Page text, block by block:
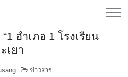
อำเภอ 1 โรงเรียน
เยา​
ข่าวสาร